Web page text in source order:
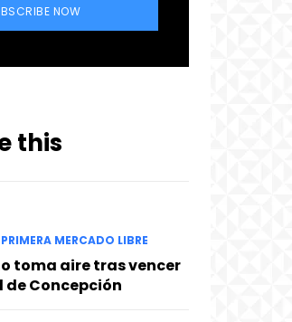
NOW
this
MERCADO LIBRE
toma aire tras vencer
de Concepción